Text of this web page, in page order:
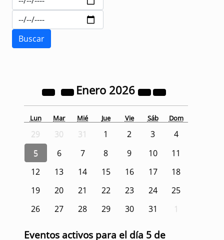
Enero 2026
Lun Mar Mié Jue Vie Sáb Dom
29 30 31 1 2 3
4
5
6 7 8 9 10
11
12
13 14 15 16 17
18
19
20 21 22 23 24
25
26
27 28 29 30 31 1
Eventos activos para el día 5 de